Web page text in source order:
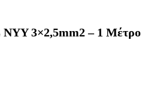
3×2,5mm2 – 1 Μέτρο